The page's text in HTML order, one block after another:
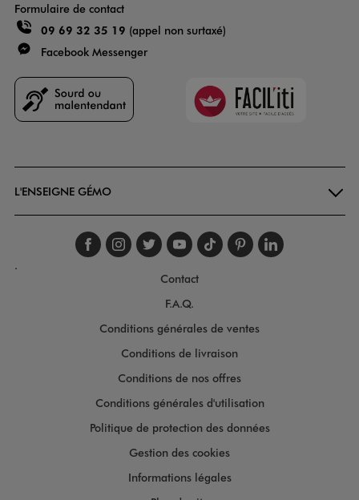
Formulaire de contact
09 69 32 35 19 (appel non surtaxé)
Facebook Messenger
Faciliti
L'ENSEIGNE GÉMO
Suivez-nous sur
Suivez-nous sur
Suivez-nous sur
Suivez-nous
Suivez-nous
Suivez-
.
Contact
F.A.Q.
Conditions générales de ventes
Conditions de livraison
Conditions de nos offres
Conditions générales d'utilisation
Politique de protection des données
Gestion des cookies
Informations légales